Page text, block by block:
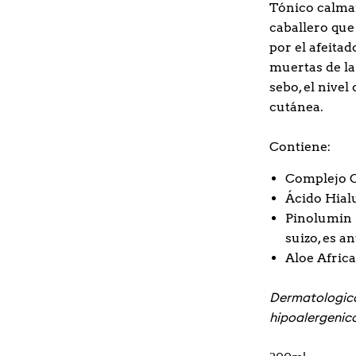
Tónico
caballero
por el
muertas de
sebo, el
cutánea.
Contiene:
Complejo
Ácido
Pinolumin
suizo, es
Aloe